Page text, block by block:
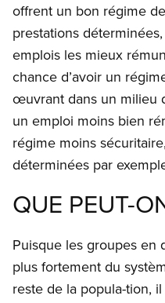
offrent un bon régime
prestations
emplois les mieux
chance d’avoir un
œuvrant dans un milieu
un emploi moins bien
régime moins
déterminées par
QUE PEUT-
Puisque les groupes en
plus fortement du
reste de la popula-tion, il